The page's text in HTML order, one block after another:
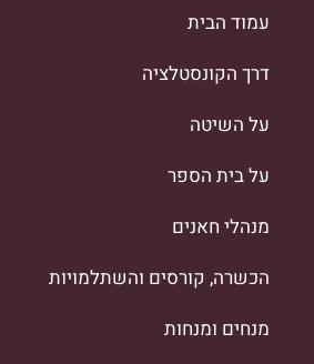
עמוד הבית
דרך הקונסטלציה
על השיטה
על בית הספר
מנהלי חאנים
הכשרה, קורסים והשתלמויות
מנחים ומנחות